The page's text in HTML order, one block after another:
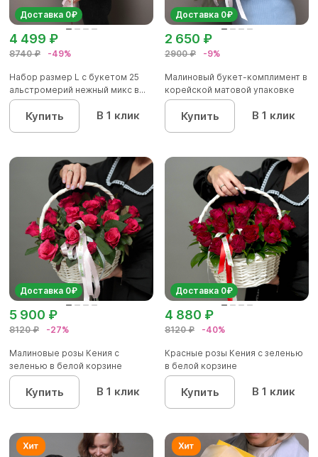
Доставка 0₽
8740 ₽ -49%
4 499 ₽
Набор размер L с букетом 25
альстромерий нежный микс в...
Купить В 1 клик
Доставка 0₽
2900 ₽ -9%
2 650 ₽
Малиновый букет-комплимент в
корейской матовой упаковке
Купить В 1 клик
Доставка 0₽
8120 ₽ -27%
5 900 ₽
Малиновые розы Кения с
зеленью в белой корзине
Купить В 1 клик
Доставка 0₽
8120 ₽ -40%
4 880 ₽
Красные розы Кения с зеленью
в белой корзине
Купить В 1 клик